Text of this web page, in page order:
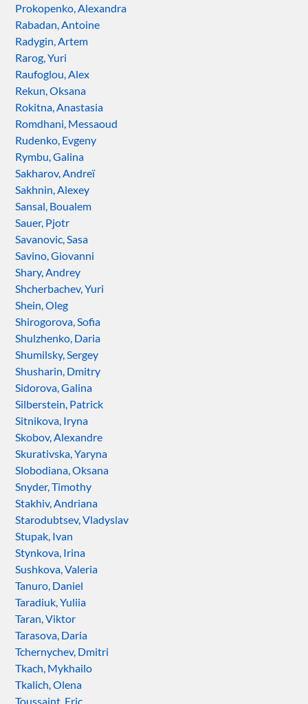
Prokopenko, Alexandra
Rabadan, Antoine
Radygin, Artem
Rarog, Yuri
Raufoglou, Alex
Rekun, Oksana
Rokitna, Anastasia
Romdhani, Messaoud
Rudenko, Evgeny
Rymbu, Galina
Sakharov, Andreï
Sakhnin, Alexey
Sansal, Boualem
Sauer, Pjotr
Savanovic, Sasa
Savino, Giovanni
Shary, Andrey
Shcherbachev, Yuri
Shein, Oleg
Shirogorova, Sofia
Shulzhenko, Daria
Shumilsky, Sergey
Shusharin, Dmitry
Sidorova, Galina
Silberstein, Patrick
Sitnikova, Iryna
Skobov, Alexandre
Skurativska, Yaryna
Slobodiana, Oksana
Snyder, Timothy
Stakhiv, Andriana
Starodubtsev, Vladyslav
Stupak, Ivan
Stynkova, Irina
Sushkova, Valeria
Tanuro, Daniel
Taradiuk, Yuliia
Taran, Viktor
Tarasova, Daria
Tchernychev, Dmitri
Tkach, Mykhailo
Tkalich, Olena
Toussaint, Eric